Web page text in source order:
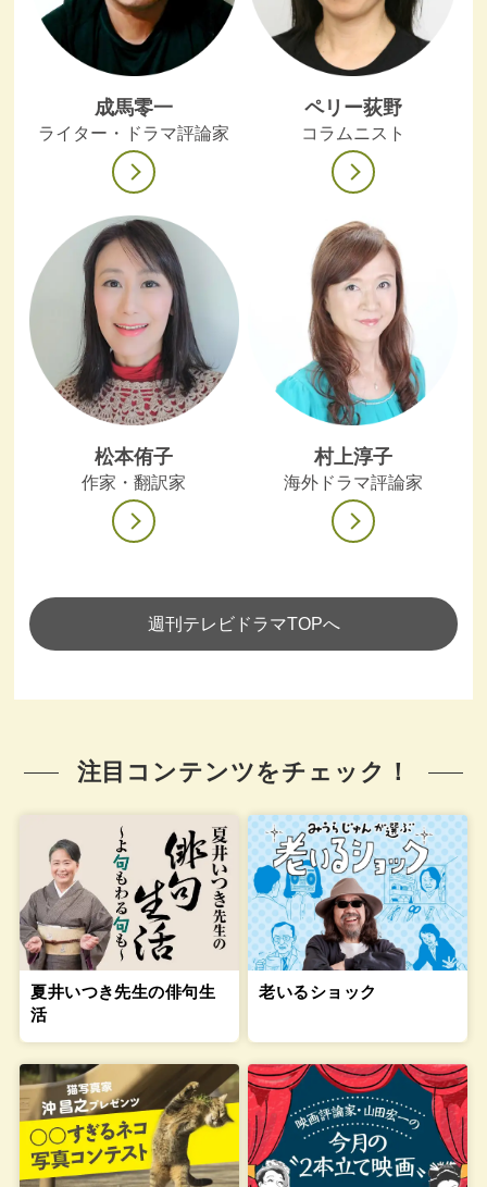
成馬零一
ライター・ドラマ評論家
ペリー荻野
コラムニスト
松本侑子
作家・翻訳家
村上淳子
海外ドラマ評論家
週刊テレビドラマTOPへ
注目コンテンツをチェック！
夏井いつき先生の俳句生
活
老いるショック